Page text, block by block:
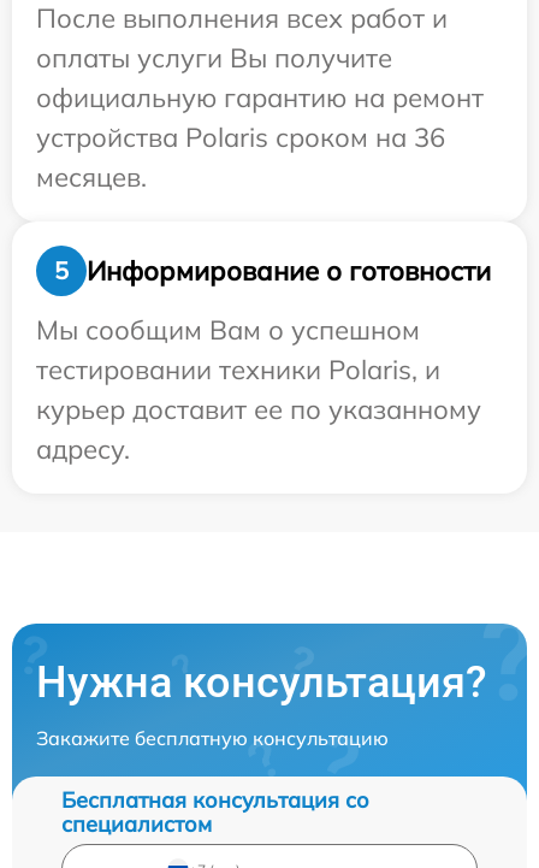
После выполнения всех работ и
оплаты услуги Вы получите
официальную гарантию на ремонт
устройства Polaris сроком на 36
месяцев.
5
Информирование о готовности
Мы сообщим Вам о успешном
тестировании техники Polaris, и
курьер доставит ее по указанному
адресу.
Нужна консультация?
Закажите бесплатную консультацию
Бесплатная консультация со
специалистом